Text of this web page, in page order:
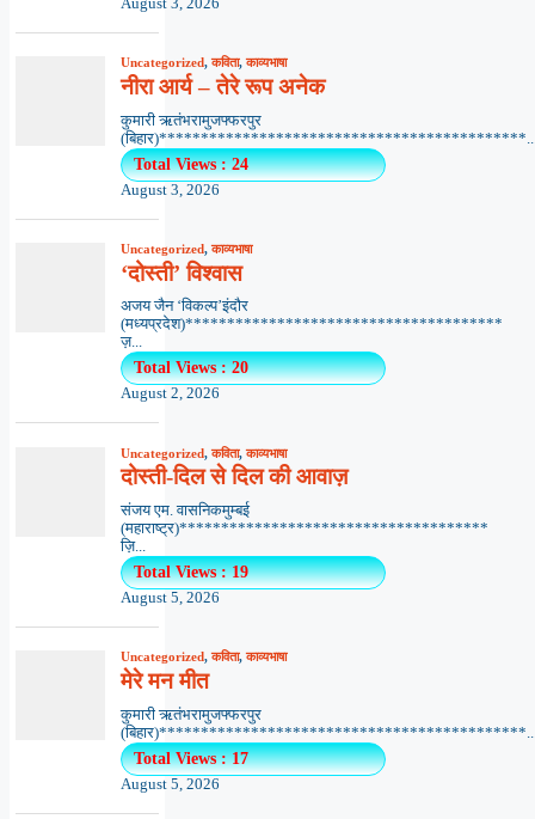
August 3, 2026
Uncategorized,कविता,काव्यभाषा
नीरा आर्य – तेरे रूप अनेक
कुमारी ऋतंभरामुजफ्फरपुर
Total Views : 24
August 3, 2026
Uncategorized,काव्यभाषा
‘दोस्ती’ विश्वास
अजय जैन ‘विकल्प’इंदौर
(मध्यप्रदेश)**************************************
ज़...
Total Views : 20
August 2, 2026
Uncategorized,कविता,काव्यभाषा
दोस्ती-दिल से दिल की आवाज़
संजय एम. वासनिकमुम्बई
(महाराष्ट्र)*************************************
ज़ि...
Total Views : 19
August 5, 2026
Uncategorized,कविता,काव्यभाषा
मेरे मन मीत
कुमारी ऋतंभरामुजफ्फरपुर
Total Views : 17
August 5, 2026